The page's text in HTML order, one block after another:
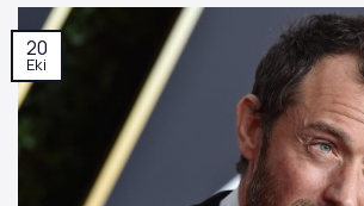
20
Eki